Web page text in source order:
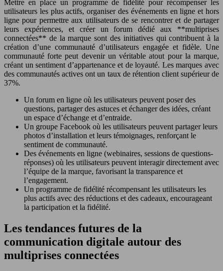
Mettre en place un programme de fidélité pour récompenser les
utilisateurs les plus actifs, organiser des événements en ligne et hors
ligne pour permettre aux utilisateurs de se rencontrer et de partager
leurs expériences, et créer un forum dédié aux **multiprises
connectées** de la marque sont des initiatives qui contribuent à la
création d’une communauté d’utilisateurs engagée et fidèle. Une
communauté forte peut devenir un véritable atout pour la marque,
créant un sentiment d’appartenance et de loyauté. Les marques avec
des communautés actives ont un taux de rétention client supérieur de
37%.
Un forum en ligne où les utilisateurs peuvent poser des
questions, partager des astuces et échanger des idées, créant
un espace d’échange et d’entraide.
Un groupe Facebook où les utilisateurs peuvent partager leurs
photos d’installation et leurs témoignages, renforçant le
sentiment de communauté.
Des événements en ligne (webinaires, sessions de questions-
réponses) où les utilisateurs peuvent interagir directement avec
l’équipe de la marque, favorisant la transparence et
l’engagement.
Un programme de fidélité récompensant les utilisateurs les
plus actifs avec des réductions et des cadeaux, encourageant
la participation et la fidélité.
Les tendances futures de la
communication digitale autour des
multiprises connectées